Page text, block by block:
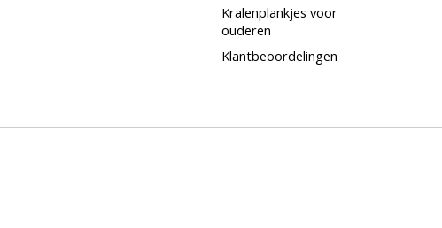
Kralenplankjes voor
ouderen
Klantbeoordelingen